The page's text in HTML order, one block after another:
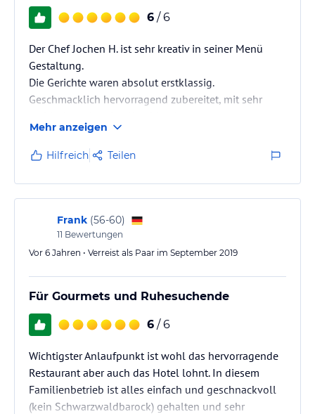
6 / 6
Der Chef Jochen H. ist sehr kreativ in seiner Menü
Gestaltung.
Die Gerichte waren absolut erstklassig.
Geschmacklich hervorragend zubereitet, mit sehr
Die hohe Qualität der Produkte stechen hervor.
Sehr angenehmes Frühstück.
Der Service war aufmerksam, professionell und
freundlich.
Das Zimmer war sehr sauber und hochwertig
eingerichtet.
Mehr anzeigen
Hilfreich Teilen
Frank (56-60)
11 Bewertungen
Vor 6 Jahren • Verreist als Paar im September 2019
Für Gourmets und Ruhesuchende
6 / 6
Wichtigster Anlaufpunkt ist wohl das hervorragende
Restaurant aber auch das Hotel lohnt. In diesem
Familienbetrieb ist alles einfach und geschnackvoll
(kein Schwarzwaldbarock) gehalten und sehr